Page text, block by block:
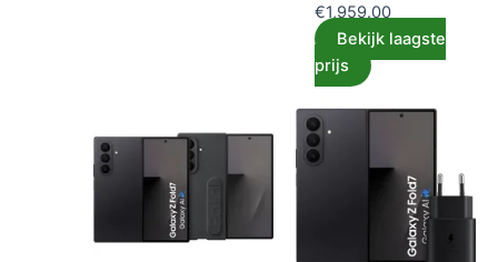
€1,959.00
Bekijk laagste
prijs